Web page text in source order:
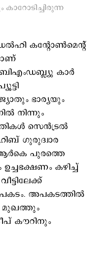
കന്റോൺമെന്‍റ്
കാർ
ഭാര്യയും
നിന്നും
സെൻട്രൽ
ഗുരുദ്വാര
ആർകെ പുരത്തെ
കഴിച്ച്
അപകടത്തില്‍
മുഖത്തും
കൗറിനും